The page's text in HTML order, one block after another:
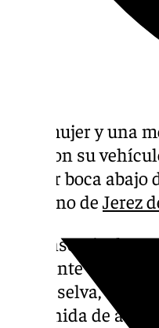
Una mujer y una
caer con su
quedar boca
gaditano de Jerez
El Consorcio de
accidente que se
Madreselva, en
la avenida de